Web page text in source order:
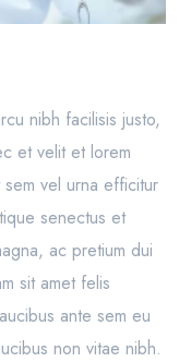
nibh facilisis justo,
et velit et lorem
vel urna efficitur
senectus et
ac pretium dui
sit amet felis
ante sem eu
non vitae nibh.